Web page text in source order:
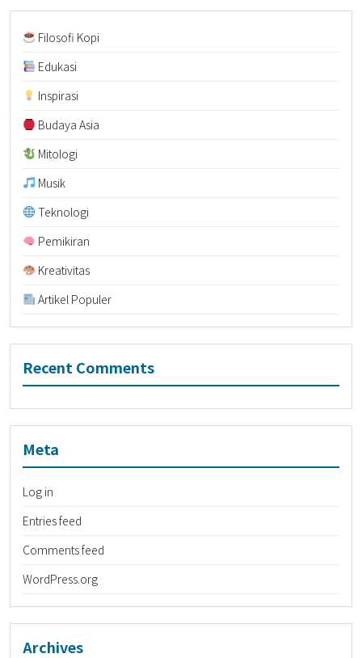
Filosofi Kopi
Edukasi
Inspirasi
Budaya Asia
Mitologi
Musik
Teknologi
Pemikiran
Kreativitas
Artikel Populer
Recent Comments
Meta
Log in
Entries feed
Comments feed
WordPress.org
Archives